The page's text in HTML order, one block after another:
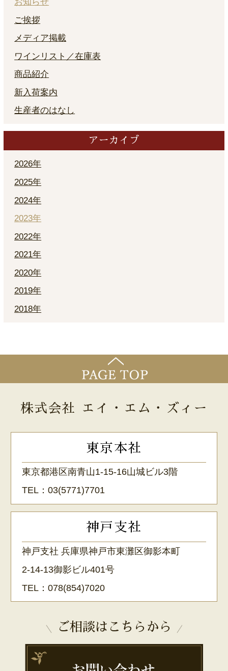
ご挨拶
メディア掲載
ワインリスト／在庫表
商品紹介
新入荷案内
生産者のはなし
アーカイブ
2026年
2025年
2024年
2023年
2022年
2021年
2020年
2019年
2018年
株式会社 エイ・エム・ズィー
東京本社
東京都港区南青山1-15-16山城ビル3階
TEL：03(5771)7701
神戸支社
神戸支社 兵庫県神戸市東灘区御影本町
2-14-13御影ビル401号
TEL：078(854)7020
ご相談はこちらから